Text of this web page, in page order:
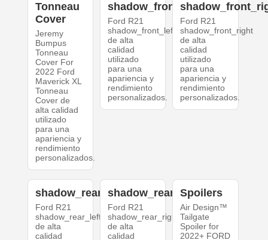
Tonneau
Cover
Jeremy
Bumpus
Tonneau
Cover For
2022 Ford
Maverick XL
Tonneau
Cover de
alta calidad
utilizado
para una
apariencia y
rendimiento
personalizados.
shadow_front_left
Ford R21
shadow_front_left
de alta
calidad
utilizado
para una
apariencia y
rendimiento
personalizados.
Ford R21
shadow_front_right
de alta
calidad
utilizado
para una
apariencia y
rendimiento
personalizados.
shadow_rear_left
Ford R21
shadow_rear_left
de alta
calidad
shadow_rear_right
Ford R21
shadow_rear_right
de alta
calidad
Spoilers
Air Design™
Tailgate
Spoiler for
2022+ FORD